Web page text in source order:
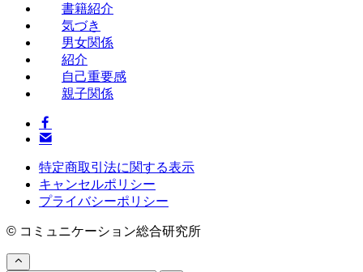
書籍紹介
気づき
男女関係
紹介
自己重要感
親子関係
特定商取引法に関する表示
キャンセルポリシー
プライバシーポリシー
© コミュニケーション総合研究所